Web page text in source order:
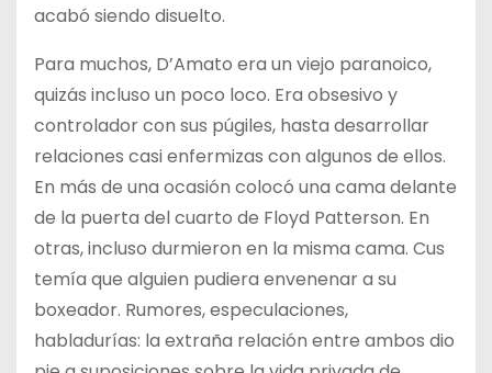
acabó siendo disuelto.
Para muchos, D’Amato era un viejo paranoico,
quizás incluso un poco loco. Era obsesivo y
controlador con sus púgiles, hasta desarrollar
relaciones casi enfermizas con algunos de ellos.
En más de una ocasión colocó una cama delante
de la puerta del cuarto de Floyd Patterson. En
otras, incluso durmieron en la misma cama. Cus
temía que alguien pudiera envenenar a su
boxeador. Rumores, especulaciones,
habladurías: la extraña relación entre ambos dio